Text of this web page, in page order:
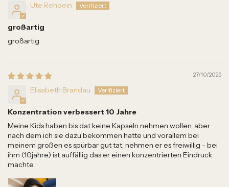
Ute Rehbein
großartig
großartig
27/10/2025
Elisabeth Brandau
Konzentration verbessert 10 Jahre
Meine Kids haben bis dat keine Kapseln nehmen wollen, aber
nach dem ich sie dazu bekommen hatte und vorallem bei
meinem großen es spürbar gut tat, nehmen er es freiwillig - bei
ihm (10jahre) ist auffällig das er einen konzentrierten Eindruck
machte.